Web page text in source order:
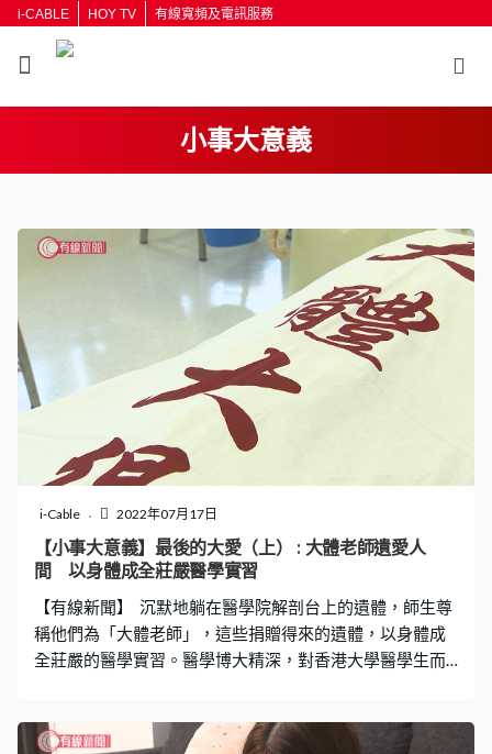
i-CABLE HOY TV 有線寬頻及電訊服務
小事大意義
按輸入鍵開始搜尋
i-Cable 2022年07月17日
【小事大意義】最後的大愛（上） : 大體老師遺愛人
間 以身體成全莊嚴醫學實習
【有線新聞】 沉默地躺在醫學院解剖台上的遺體，師生尊
稱他們為「大體老師」，這些捐贈得來的遺體，以身體成
全莊嚴的醫學實習。醫學博大精深，對香港大學醫學生而
指出，研究人體結構是作為醫學的最基礎學科之一，而大